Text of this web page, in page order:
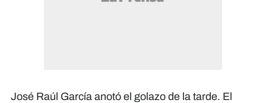
José Raúl García anotó el golazo de la tarde. El